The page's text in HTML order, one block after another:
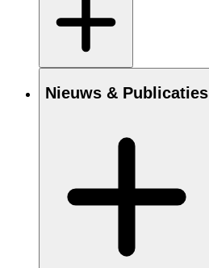
Nieuws & Publicaties